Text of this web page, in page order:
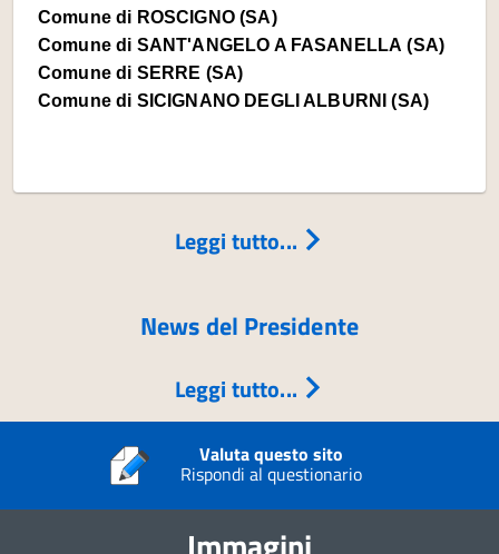
Comune di ROSCIGNO (SA)
Comune di SANT'ANGELO A FASANELLA (SA)
Comune di SERRE (SA)
Comune di SICIGNANO DEGLI ALBURNI (SA)
Leggi tutto...
News del Presidente
Leggi tutto...
Valuta questo sito
Rispondi al questionario